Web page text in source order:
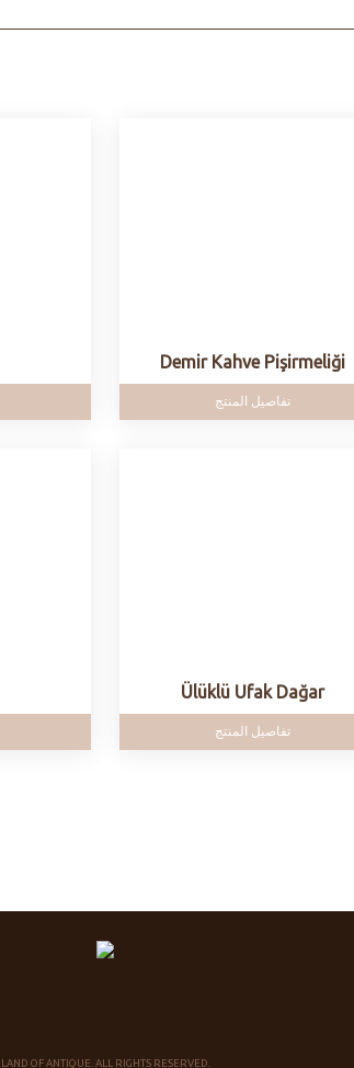
Demir Kahve Pişirmeliği
تفاصيل المنتج
Ülüklü Ufak Dağar
تفاصيل المنتج
LAND OF ANTIQUE. ALL RIGHTS RESERVED.